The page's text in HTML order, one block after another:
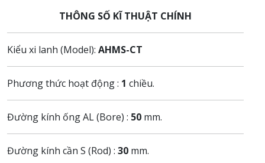
THÔNG SỐ KĨ THUẬT CHÍNH
Kiểu xi lanh (Model): AHMS-CT
Phương thức hoạt động : 1 chiều.
Đường kính ống AL (Bore) : 50 mm.
Đường kính cần S (Rod) : 30 mm.